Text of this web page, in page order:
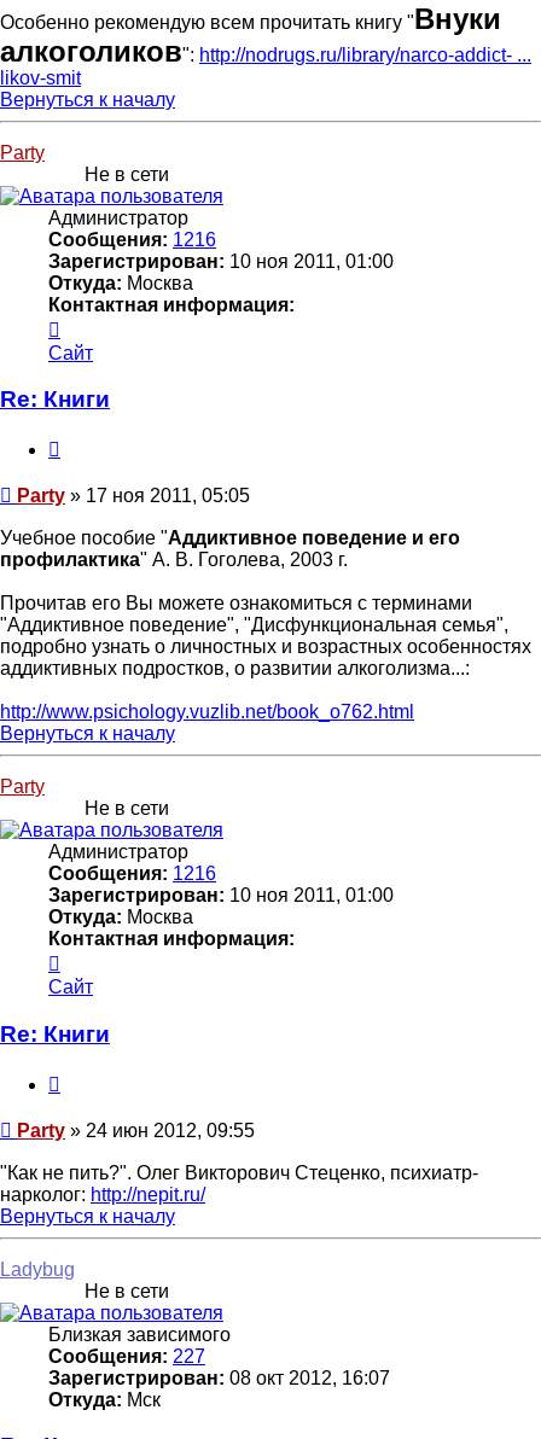
Особенно рекомендую всем прочитать книгу "Внуки
алкоголиков": http://nodrugs.ru/library/narco-addict- ...
likov-smit
Вернуться к началу
Party
Не в сети
Администратор
Сообщения: 1216
Зарегистрирован: 10 ноя 2011, 01:00
Откуда: Москва
Контактная информация:
информация
пользователя
Party
Сайт
Re: Книги
Сообщение
Party » 17 ноя 2011, 05:05
Учебное пособие "Аддиктивное поведение и его
профилактика" А. В. Гоголева, 2003 г.
Прочитав его Вы можете ознакомиться с терминами
"Аддиктивное поведение", "Дисфункциональная семья",
подробно узнать о личностных и возрастных особенностях
аддиктивных подростков, о развитии алкоголизма...:
http://www.psichology.vuzlib.net/book_o762.html
Вернуться к началу
Party
Не в сети
Администратор
Сообщения: 1216
Зарегистрирован: 10 ноя 2011, 01:00
Откуда: Москва
Контактная информация:
информация
пользователя
Сайт
Re: Книги
Сообщение
Party » 24 июн 2012, 09:55
"Как не пить?". Олег Викторович Стеценко, психиатр-
нарколог: http://nepit.ru/
Вернуться к началу
Ladybug
Не в сети
Близкая зависимого
Сообщения: 227
Зарегистрирован: 08 окт 2012, 16:07
Откуда: Мск